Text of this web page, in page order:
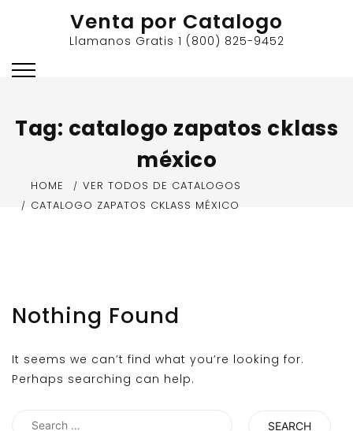
Venta por Catalogo
Llamanos Gratis 1 (800) 825-9452
Tag: catalogo zapatos cklass
méxico
HOME
VER TODOS DE CATALOGOS
CATALOGO ZAPATOS CKLASS MÉXICO
Nothing Found
It seems we can’t find what you’re looking for.
Perhaps searching can help.
Search